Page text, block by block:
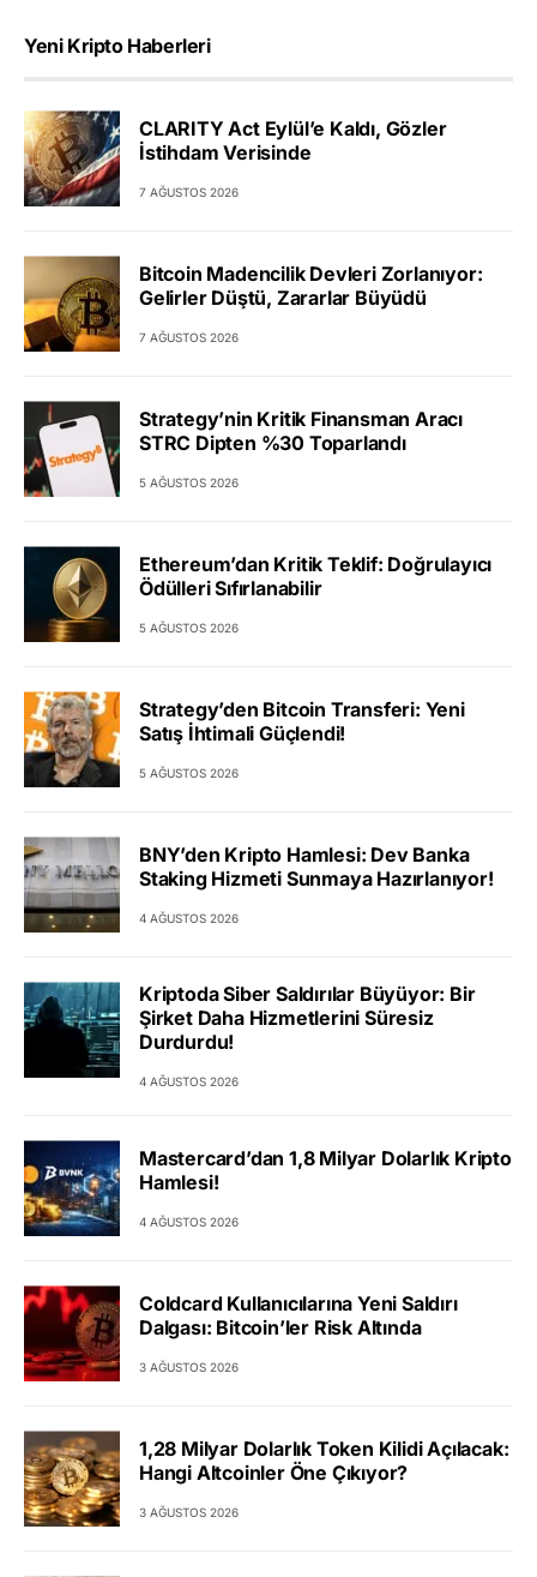
Yeni Kripto Haberleri
CLARITY Act Eylül’e Kaldı, Gözler
İstihdam Verisinde
7 AĞUSTOS 2026
Bitcoin Madencilik Devleri Zorlanıyor:
Gelirler Düştü, Zararlar Büyüdü
7 AĞUSTOS 2026
Strategy’nin Kritik Finansman Aracı
STRC Dipten %30 Toparlandı
5 AĞUSTOS 2026
Ethereum’dan Kritik Teklif: Doğrulayıcı
Ödülleri Sıfırlanabilir
5 AĞUSTOS 2026
Strategy’den Bitcoin Transferi: Yeni
Satış İhtimali Güçlendi!
5 AĞUSTOS 2026
BNY’den Kripto Hamlesi: Dev Banka
Staking Hizmeti Sunmaya Hazırlanıyor!
4 AĞUSTOS 2026
Kriptoda Siber Saldırılar Büyüyor: Bir
Şirket Daha Hizmetlerini Süresiz
Durdurdu!
4 AĞUSTOS 2026
Mastercard’dan 1,8 Milyar Dolarlık Kripto
Hamlesi!
4 AĞUSTOS 2026
Coldcard Kullanıcılarına Yeni Saldırı
Dalgası: Bitcoin’ler Risk Altında
3 AĞUSTOS 2026
1,28 Milyar Dolarlık Token Kilidi Açılacak:
Hangi Altcoinler Öne Çıkıyor?
3 AĞUSTOS 2026